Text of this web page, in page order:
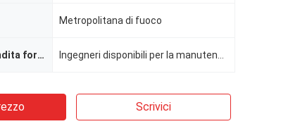
Metropolitana di fuoco
Servizio post-vendita fornito
Scrivici